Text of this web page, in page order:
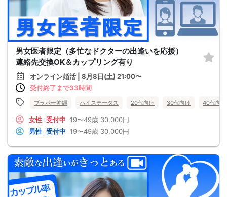
男女医者限定（多忙なドクターの出逢いを応援）
連絡先交換OK＆カップリング有り
オンライン婚活 | 8月8日(土) 21:00〜
受付終了まで33時間
ブラボー沖縄 ハイステータス 20代向け 30代向け 40代向け
女性 受付中 19〜49歳 30,000円
男性 受付中 19〜49歳 30,000円